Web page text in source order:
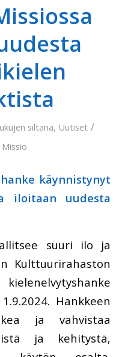
siltana, Uutiset /
käynnistynyt
iloitaan uudesta
suuri ilo ja
Kulttuurirahaston
Hankkeen
ja vahvistaa
ja kehitystä,